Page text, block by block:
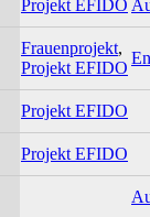
Projekt EFIDO
Frauenprojekt,
Projekt EFIDO
Projekt EFIDO
Projekt EFIDO